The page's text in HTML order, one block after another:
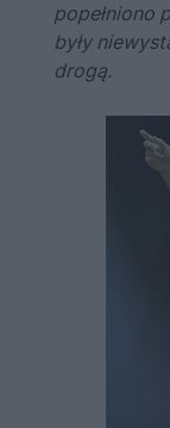
popełniono
były
drogą.